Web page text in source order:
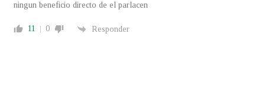
ningun beneficio directo de el parlacen
11 0 Responder